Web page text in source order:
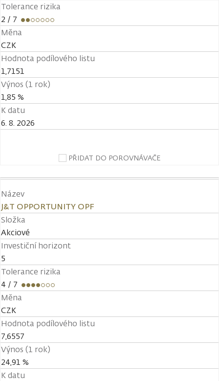
Tolerance rizika
2 / 7
Měna
CZK
Hodnota podílového listu
1,7151
Výnos (1 rok)
1,85 %
K datu
6. 8. 2026
PŘIDAT DO POROVNÁVAČE
Název
J&T OPPORTUNITY OPF
Složka
Akciové
Investiční horizont
5
Tolerance rizika
4 / 7
Měna
CZK
Hodnota podílového listu
7,6557
Výnos (1 rok)
24,91 %
K datu